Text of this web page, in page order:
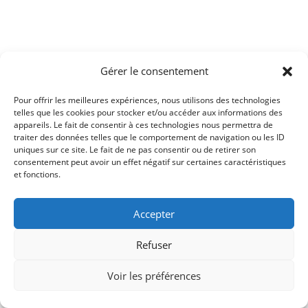
Gérer le consentement
Pour offrir les meilleures expériences, nous utilisons des technologies
telles que les cookies pour stocker et/ou accéder aux informations des
appareils. Le fait de consentir à ces technologies nous permettra de
traiter des données telles que le comportement de navigation ou les ID
uniques sur ce site. Le fait de ne pas consentir ou de retirer son
consentement peut avoir un effet négatif sur certaines caractéristiques
et fonctions.
Accepter
Refuser
Voir les préférences